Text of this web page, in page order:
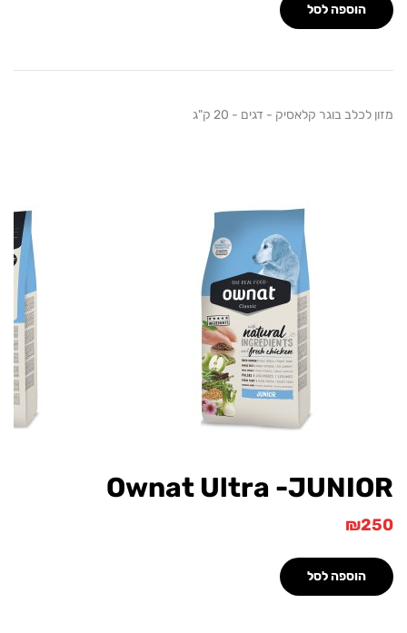
הוספה לסל
בוגר קלאסיק - דגים - 20 ק"ג
Ownat Ultra -
₪
הוספה לסל